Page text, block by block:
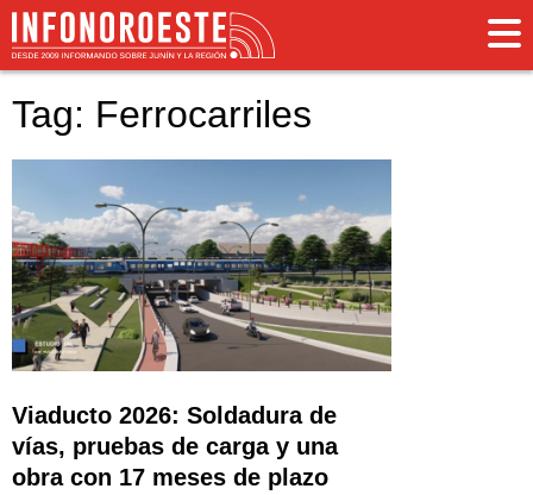
Tag: Ferrocarriles
Viaducto 2026: Soldadura de
vías, pruebas de carga y una
obra con 17 meses de plazo